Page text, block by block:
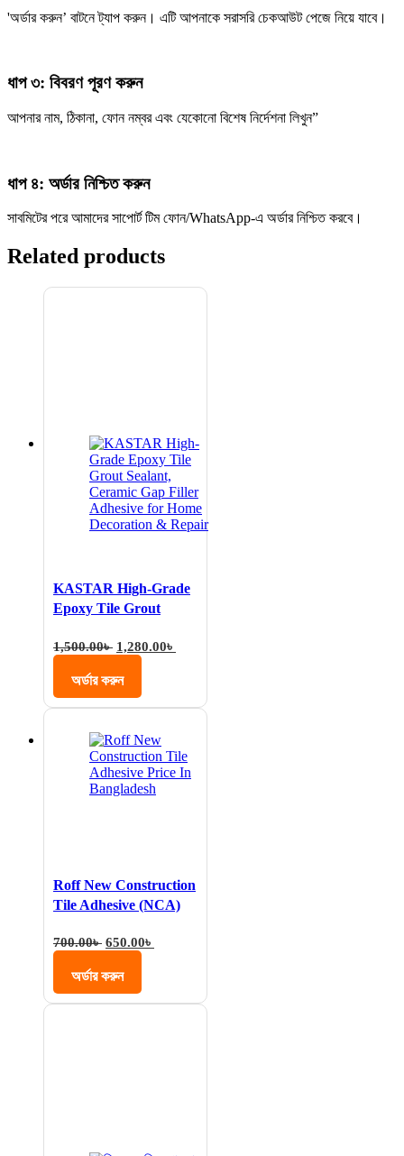
'অর্ডার করুন’ বাটনে ট্যাপ করুন। এটি আপনাকে সরাসরি চেকআউট পেজে নিয়ে যাবে।
ধাপ ৩: বিবরণ পূরণ করুন
আপনার নাম, ঠিকানা, ফোন নম্বর এবং যেকোনো বিশেষ নির্দেশনা লিখুন”
ধাপ ৪: অর্ডার নিশ্চিত করুন
সাবমিটের পরে আমাদের সাপোর্ট টিম ফোন/WhatsApp-এ অর্ডার নিশ্চিত করবে।
Related products
KASTAR High-Grade
Epoxy Tile Grout
Filler Adhesive for
Repair
1,500.00৳ Original
price
was:
1,500.00৳ .
1,280.00৳
অর্ডার করুন
Roff New Construction
Tile Adhesive (NCA)
700.00৳ Original
was:
700.00৳ .
650.00৳
অর্ডার করুন